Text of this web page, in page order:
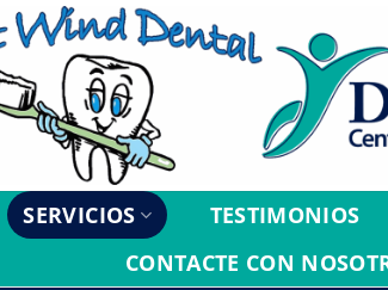
SERVICIOS TESTIMONIOS
CONTACTE CON